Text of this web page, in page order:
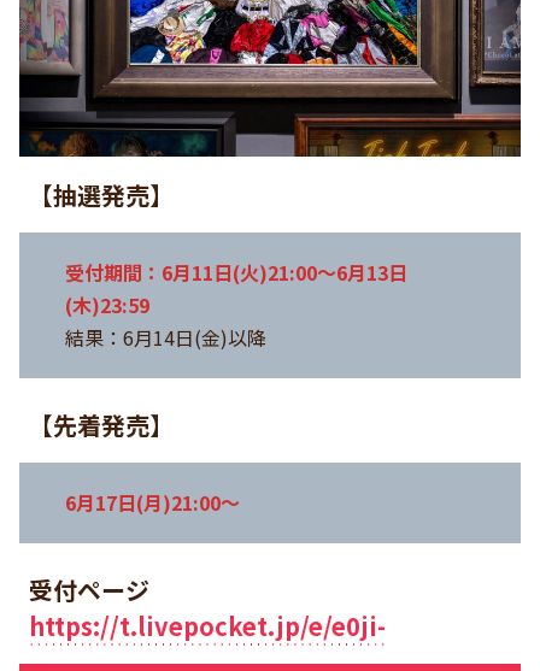
【抽選発売】
受付期間：6月11日(火)21:00〜6月13日
(木)23:59
結果：6月14日(金)以降
【先着発売】
6月17日(月)21:00〜
受付ページ
https://t.livepocket.jp/e/e0ji-